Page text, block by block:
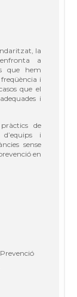
la
a
que hem
i
que el
i
de
i
sense
en